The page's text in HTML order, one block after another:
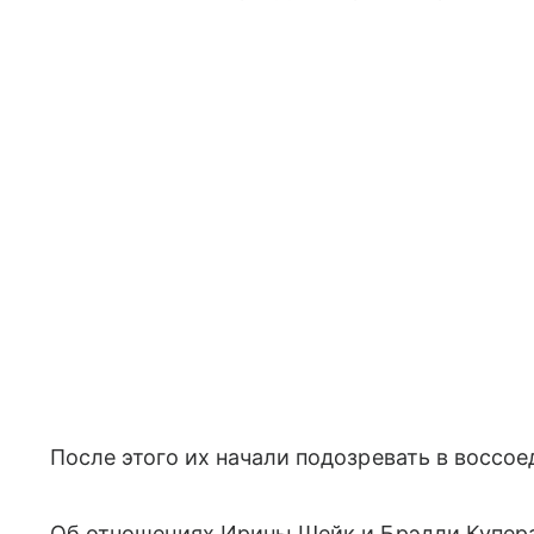
После этого их начали подозревать в